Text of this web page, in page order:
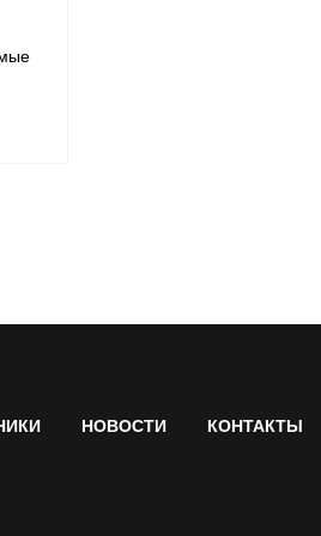
НОВОСТИ КОНТАКТЫ